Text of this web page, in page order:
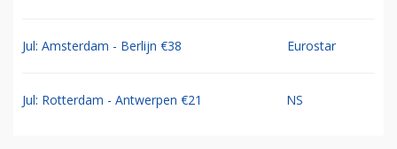
Jul: Amsterdam - Berlijn €38 Eurostar
Jul: Rotterdam - Antwerpen €21 NS